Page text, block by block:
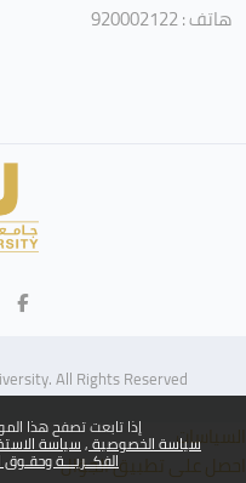
إذا تابعت تصفح هذا
سياسة الخصوصية سياسة
الفكــريـــة وحقـوق
هاتف : 920002122
All Rights Reserved.
السياسات
احصل على تطبيق الجوّال